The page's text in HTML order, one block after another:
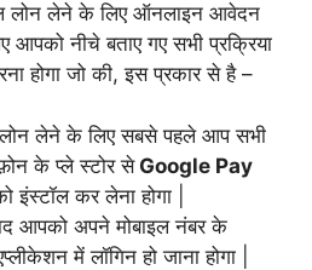
लोन लेने के लिए ऑनलाइन आवेदन
आपको नीचे बताए गए सभी प्रक्रिया
होगा जो की, इस प्रकार से है –
लेने के लिए सबसे पहले आप सभी
के प्ले स्टोर सेGoogle Pay
इंस्टॉल कर लेना होगा |
आपको अपने मोबाइल नंबर के
में लॉगिन हो जाना होगा |